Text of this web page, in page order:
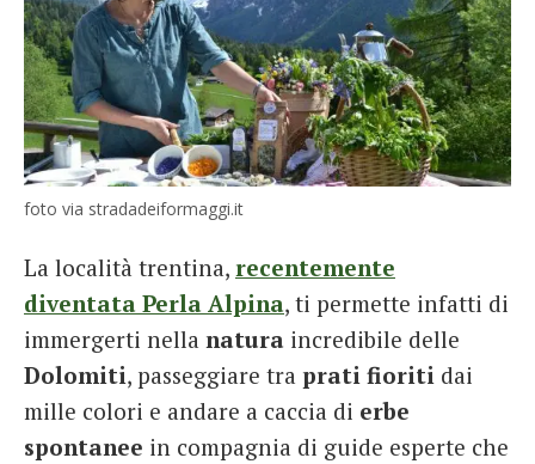
foto via stradadeiformaggi.it
La località trentina, recentemente
diventata Perla Alpina, ti permette infatti di
immergerti nella natura incredibile delle
Dolomiti, passeggiare tra prati fioriti dai
mille colori e andare a caccia di erbe
spontanee in compagnia di guide esperte che